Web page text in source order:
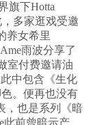
旗下Hotta
多家逛戏受邀
养女希里
雨波分享了
室付费邀请油
中包含《生化
。便再也没有
，也是系列《暗
此前曾暗示产